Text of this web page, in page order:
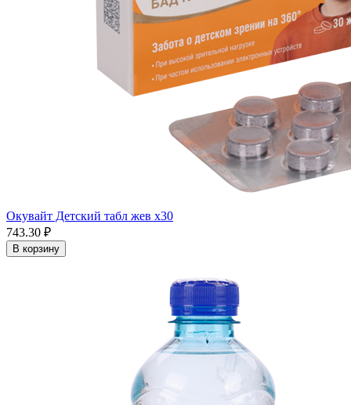
Окувайт Детский табл жев x30
743.30 ₽
В корзину